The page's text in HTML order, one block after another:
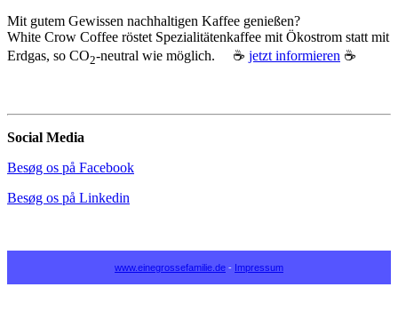
Mit gutem Gewissen nachhaltigen Kaffee genießen?
White Crow Coffee röstet Spezialitätenkaffee mit Ökostrom statt mit
Erdgas, so CO2‑neutral wie möglich. ☕ jetzt informieren ☕
Social Media
Besøg os på Facebook
Besøg os på Linkedin
www.einegrossefamilie.de - Impressum